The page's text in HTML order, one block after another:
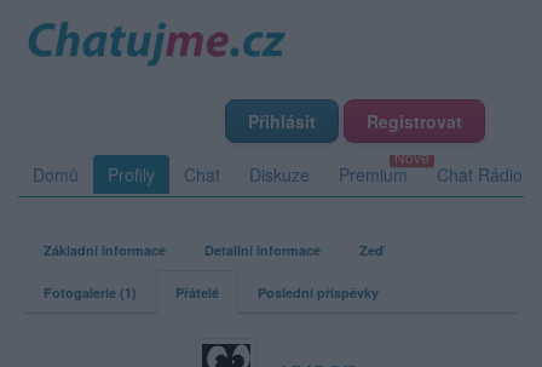
Přihlásit Registrovat
Domů Profily Chat Diskuze Premium Chat Rádio
Základní informace Detailní informace Zeď
Fotogalerie (1) Přátelé Poslední příspěvky